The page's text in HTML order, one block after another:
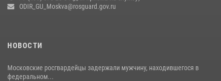
Центр профессиональной подготовки сотрудников
ODIR_GU_Moskva@rosguard.gov.ru
НОВОСТИ
Московские росгвардейцы задержали мужчину, находившегося в
федеральном...